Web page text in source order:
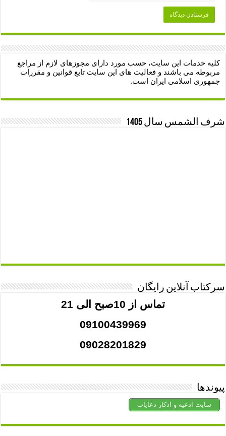
کلیه خدمات این سایت، حسب مورد دارای مجوزهای لازم از مراجع
مربوطه می باشند و فعالیت های این سایت تابع قوانین و مقررات
جمهوری اسلامی ایران است.
شرف الشمس سال 1405
سرکتاب آنلاین رایگان
تماس از 10صبح الی 21
09100439969
09028201829
پیوندها
سایت ادعیه و اذکار دعایاب